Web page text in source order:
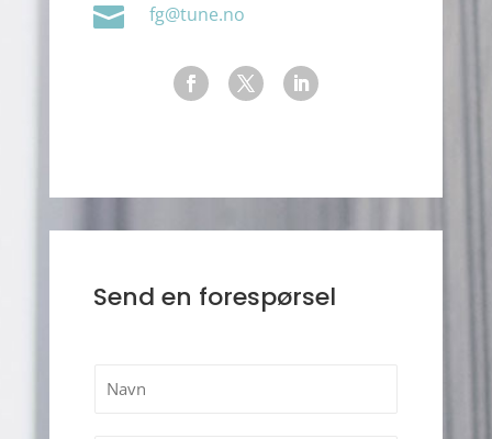
 fg@tune.no
Send en forespørsel